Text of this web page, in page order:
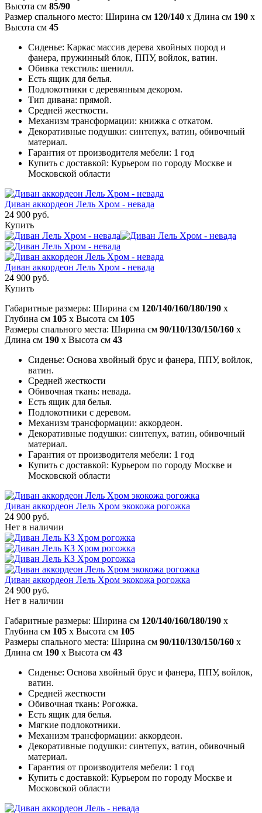
Высота см 85/90
Размер спального место: Ширина см 120/140 x Длина см 190 x
Высота см 45
Сиденье: Каркас массив дерева хвойных пород и
фанера, пружинный блок, ППУ, войлок, ватин.
Обивка текстиль: шенилл.
Есть ящик для белья.
Подлокотники с деревянным декором.
Тип дивана: прямой.
Средней жесткости.
Механизм трансформации: книжка с откатом.
Декоративные подушки: синтепух, ватин, обивочный
материал.
Гарантия от производителя мебели: 1 год
Купить с доставкой: Курьером по городу Москве и
Московской области
Диван аккордеон Лель Хром - невада
24 900 руб.
Купить
Диван аккордеон Лель Хром - невада
24 900 руб.
Купить
Габаритные размеры: Ширина см 120/140/160/180/190 x
Глубина см 105 x Высота см 105
Размеры спального места: Ширина см 90/110/130/150/160 x
Длина см 190 x Высота см 43
Сиденье: Основа хвойный брус и фанера, ППУ, войлок,
ватин.
Средней жесткости
Обивочная ткань: невада.
Есть ящик для белья.
Подлокотники с деревом.
Механизм трансформации: аккордеон.
Декоративные подушки: синтепух, ватин, обивочный
материал.
Гарантия от производителя мебели: 1 год
Купить с доставкой: Курьером по городу Москве и
Московской области
Диван аккордеон Лель Хром экокожа рогожка
24 900 руб.
Нет в наличии
Диван аккордеон Лель Хром экокожа рогожка
24 900 руб.
Нет в наличии
Габаритные размеры: Ширина см 120/140/160/180/190 x
Глубина см 105 x Высота см 105
Размеры спального места: Ширина см 90/110/130/150/160 x
Длина см 190 x Высота см 43
Сиденье: Основа хвойный брус и фанера, ППУ, войлок,
ватин.
Средней жесткости
Обивочная ткань: Рогожка.
Есть ящик для белья.
Мягкие подлокотники.
Механизм трансформации: аккордеон.
Декоративные подушки: синтепух, ватин, обивочный
материал.
Гарантия от производителя мебели: 1 год
Купить с доставкой: Курьером по городу Москве и
Московской области